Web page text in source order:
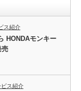
ス紹介
HONDAモンキー
売
ス紹介